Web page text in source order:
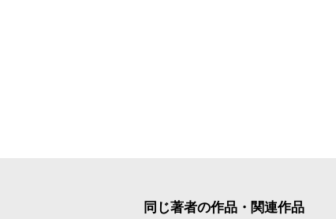
同じ著者の作品・関連作品